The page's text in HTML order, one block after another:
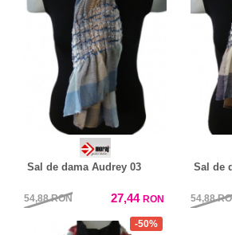
Sal de dama Audrey 03
54,88RON 27,44 RON
Sal de
54,88
-50%